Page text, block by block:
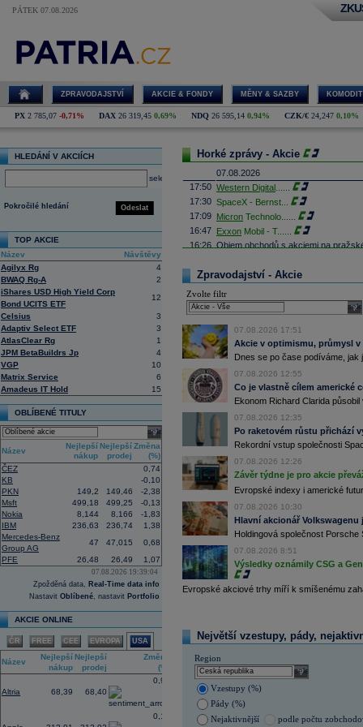
PÁTEK 07.08.2026
ZPRAVODAJSTVÍ AKCIE & FONDY MĚNY & SAZBY
PX 2 785,07 -0,71% DAX 26 319,45 0,69% NDQ 26 595,14 0,94% CZK/€ 24,247 0,10%
HLEDÁNÍ V AKCIÍCH
select
Odeslat
Pokročilé hledání
TOP AKCIE
Název
Návštěvy
Agilyx Rg
4
BWAQ Rg-A
2
iShares USD High Yield Corp
Bond UCITS ETF
12
Celsius
3
Adaptiv Select ETF
3
AtlasClear Rg
1
JPM BetaBuildrs Jp
4
VGP
10
Matrix Service
6
Amadeus IT Hold
15
OBLÍBENÉ TITULY
select
Název
Nejlepší
nákup
Nejlepší
prodej
Změna
(%)
ČEZ
0,74
KB
-0,10
PKN
149,2 149,46
-2,38
Msft
499,18 499,25
-0,13
Nokia
8,144 8,166
-1,83
IBM
236,63 236,74
1,38
Mercedes-Benz
Group AG
47 47,015
0,68
PFE
26,48 26,49 1,07
07.08.2026 19:39:04
Zpožděná data, Real-Time data info
Nastavit Oblíbené, nastavit Portfolio
AKCIE ONLINE
ČR FREE CEE EVROPA USA
Název
Nejlepší
nákup
Nejlepší
prodej
Změna
(%)
Altria 68,39 68,40
0,99
0,16
Horké zprávy - Akcie
07.08.2026
17:50 Western Digital
17:30 SpaceX - Bernst
17:09 Micron Technolo
16:47 Exxon Mobil - T......
16:26 Objem obchodů s akciemi na
16:23
Zvýšení výroby balistických střel
nějakou dobu potrvá. Agentuře
Armin Papperger. Společná výroba
doplnit arzenál Spojeným státům,
(ČTK)
16:07 Conocophillips ......
15:38 Zisky evropských firem s vysokou
vzrostly nejvíce od třetího čtvrtletí
energetických firem. S odkazem na
uvedla agentura Reuters. Dobré
oceli a chemického průmyslu (ČTK)
15:26 Cloudflare - JP......
15:05 Block - Bernste
14:49
Airbnb - JP Mor
......
14:24
Roche - Morgan ......
13:59 DHL - Bernstein
13:44 BAE Systems - M ...
13:04 Jedna z největších světových
procent v novém provozovateli
Nový společný podnik založí s
Bestsport O2 arenu a O2
investiční společnost, PPF dosud
Akciové podílové fondy za prvních
procenta, smíšené fondy 4,4
akciové fondy podle indexu přinesly
procenta a dluhopisové fondy 2,5
11:43 Novo Nordisk -...
Bestsport O2 arenu a O2
investiční společnost, PPF dosud
11:16 Porsche SE
se v pololetí propadla do čisté ztráty
Zároveň automobilkuVolkswagen
konkurenceschopnosti (ČTK)
11:02 Italy's Prysmia
Zpravodajství - Akcie
Zvolte filtr
07.08.2026 17:51
Akcie v optimismu, průmysl
Dnes se po čase podíváme,
07.08.2026 12:55
Co je vlastně cílem americké
Ekonom Richard Clarida
07.08.2026 12:35
Po raketovém růstu přichází
Rekordní vstup společnosti
07.08.2026 12:26
Závěr týdne je pro akcie
Evropské indexy i americké
07.08.2026 10:30
Hlavní akcionář
Holdingová společnost
07.08.2026 8:51
Výsledky oznámily CSG a
Evropské akciové trhy míří k smíšenému
Největší vzestupy, pády,
Region
select
Vzestupy (%)
Pády (%)
Nejaktivnější
podle počtu